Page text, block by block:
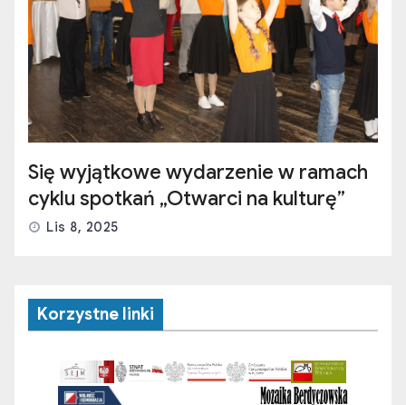
Się wyjątkowe wydarzenie w ramach
cyklu spotkań „Otwarci na kulturę”
Lis 8, 2025
Korzystne linki